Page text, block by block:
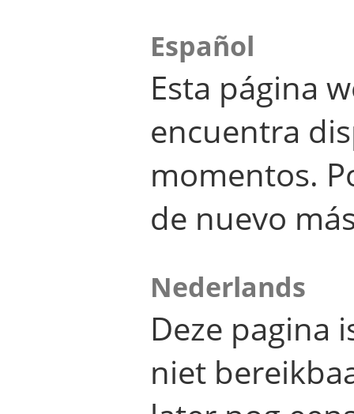
Español
Esta página
encuentra
momentos.
de nuevo
Nederlands
Deze pagina
niet